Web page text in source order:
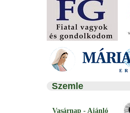
Szemle
Vasárnap - Ajánló